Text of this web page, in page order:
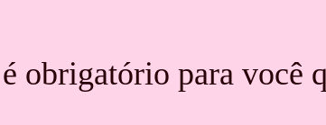
é obrigatório para você